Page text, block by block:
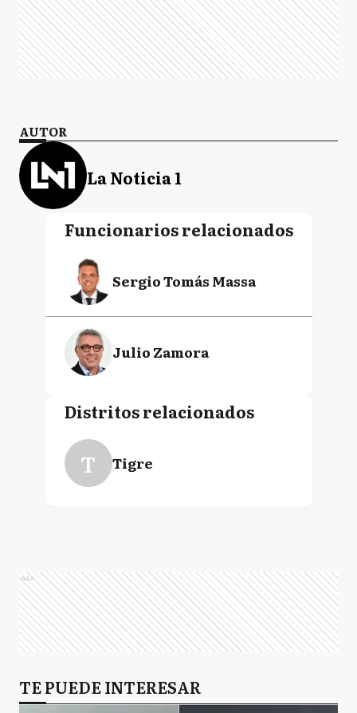
AUTOR
La Noticia 1
Funcionarios relacionados
Sergio Tomás Massa
Julio Zamora
Distritos relacionados
T Tigre
Ads
TE PUEDE INTERESAR